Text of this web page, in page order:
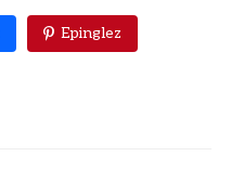
Epinglez